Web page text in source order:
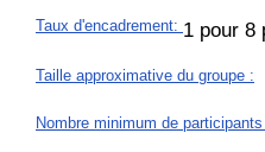
Taux d'encadrement: 1 pour 8
Taille approximative du groupe :
Nombre minimum de